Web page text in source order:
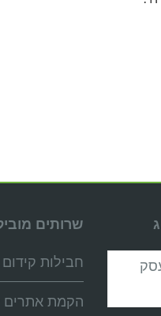
שרותים
חבילות
הקמת אתרים